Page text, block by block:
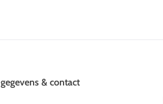
gegevens & contact